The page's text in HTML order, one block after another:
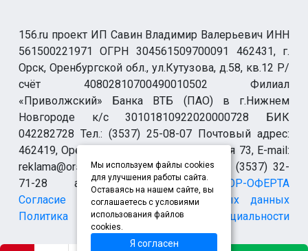
156.ru проект ИП Савин Владимир Валерьевич ИНН
561500221971 ОГРН 304561509700091 462431, г.
Орск, Оренбургской обл., ул.Кутузова, д.58, кв.12 Р/
счёт 40802810700490010502 Филиал
«Приволжский» Банка ВТБ (ПАО) в г.Нижнем
Новгороде к/с 30101810922020000728 БИК
042282728 Тел.: (3537) 25-08-07 Почтовый адрес:
462419, Оренбургская обл., г. Орск-19 а/я 73, E-mail:
reklama@orsk.ru ТЕЛЕФОН МОДЕРАЦИИ (3537) 32-
71-28 allsupport@orsk.ruДОГОВОР-ОФЕРТА
Согласие на обработку персональных данных
Политика конфиденциальности
Мы используем файлы cookies
для улучшения работы сайта.
Оставаясь на нашем сайте, вы
соглашаетесь с условиями
использования файлов
cookies.
Я согласен